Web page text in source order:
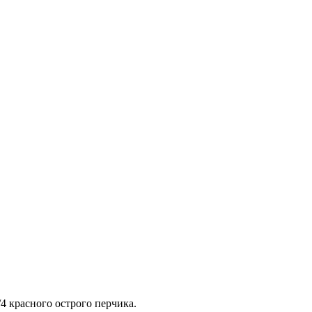
красного острого перчика.